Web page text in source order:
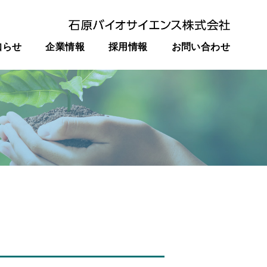
せ 企業情報 採用情報 お問い合わせ